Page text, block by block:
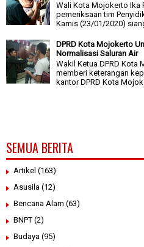
Wali Kota Mojokerto Ika
pemeriksaan tim
Kamis (23/01/2020)
DPRD Kota Mojokerto
Normalisasi Saluran Air
Wakil Ketua DPRD Kota
memberi keterangan
kantor DPRD Kota
SEMUA BERITA
Artikel (163)
Asusila (12)
Bencana Alam (63)
BNPT (2)
Budaya (95)